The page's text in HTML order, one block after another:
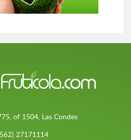
of 1504, Las Condes
27171114